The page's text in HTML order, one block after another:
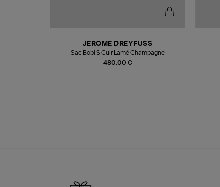
480,00 €
JEROME DREYFUSS
Sac Bobi S Cuir Lamé Champagne